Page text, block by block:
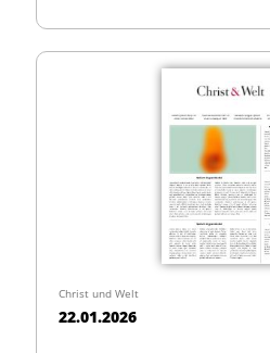
Christ und Welt
22.01.2026